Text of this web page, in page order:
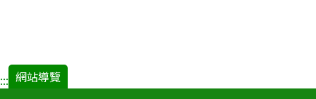
::: 網站導覽